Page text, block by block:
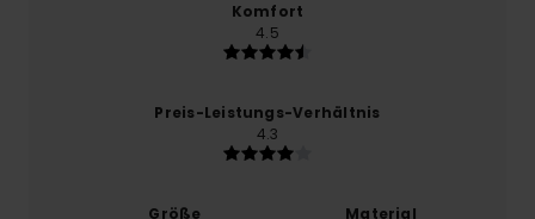
Komfort
4.5
Preis-Leistungs-Verhältnis
4.3
Größe
Material